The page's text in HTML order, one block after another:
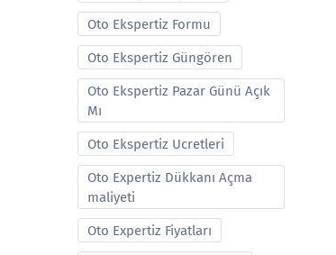
Oto Ekspertiz Formu
Oto Ekspertiz Güngören
Oto Ekspertiz Pazar Günü Açık
Mı
Oto Ekspertiz Ucretleri
Oto Expertiz Dükkanı Açma
maliyeti
Oto Expertiz Fiyatları